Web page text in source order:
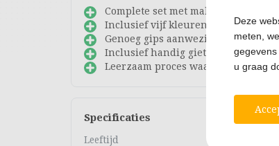
Complete set met mallen voor een
Inclusief vijf kleuren verf en twee
Genoeg gips aanwezig voor het
Inclusief handig gietstation voor
Leerzaam proces waarbij geduld
Specificaties
Leeftijd
Deze
meten,
u graag